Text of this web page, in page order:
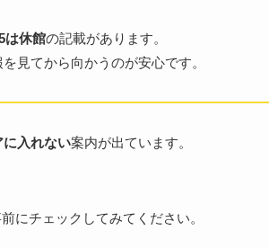
は休館の記載があります。
見てから向かうのが安心です。
に入れない案内が出ています。
にチェックしてみてください。